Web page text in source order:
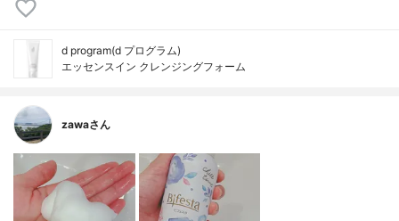
d program(d プログラム)
エッセンスイン クレンジングフォーム
zawaさん